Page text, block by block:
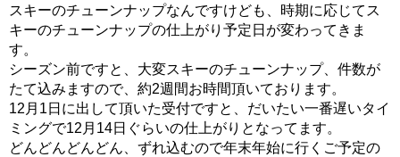
スキーのチューンナップなんですけども、時期に応じてス
キーのチューンナップの仕上がり予定日が変わってきま
す。
シーズン前ですと、大変スキーのチューンナップ、件数が
たて込みますので、約2週間お時間頂いております。
12月1日に出して頂いた受付ですと、だいたい一番遅いタイ
ミングで12月14日ぐらいの仕上がりとなってます。
どんどんどんどん、ずれ込むので年末年始に行くご予定の